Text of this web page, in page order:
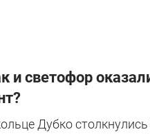
светофор
Дубко